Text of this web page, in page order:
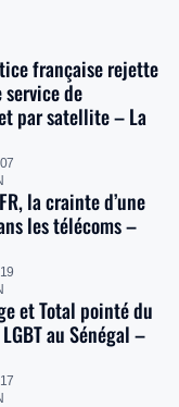
française rejette
de
par satellite – La
la crainte d’une
les télécoms –
et Total pointé du
au Sénégal –